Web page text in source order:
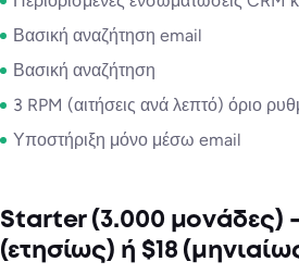
Βασική αναζήτηση email
Βασική αναζήτηση
3 RPM (αιτήσεις ανά λεπτό) όριο
Υποστήριξη μόνο μέσω email
Starter (3.000 μονάδες)
(ετησίως) ή $18